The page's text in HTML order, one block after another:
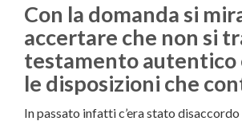
Con la domanda si
accertare che non si
testamento autentico
le disposizioni che
In passato infatti c’era stato